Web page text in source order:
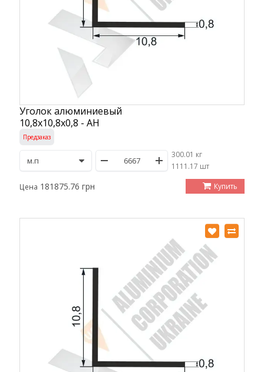
Уголок алюминиевый
10,8х10,8х0,8 - АН
Предзаказ
300.01 кг
/1111.17 шт
Цена 181875.76 грн Купить